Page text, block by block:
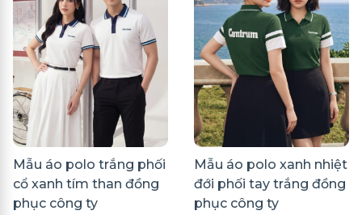
Mẫu áo polo trắng phối
cổ xanh tím than đồng
phục công ty
Mẫu áo polo xanh nhiệt
đới phối tay trắng đồng
phục công ty